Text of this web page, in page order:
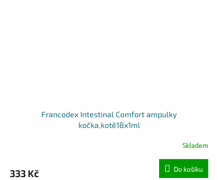
Francodex Intestinal Comfort ampulky
kočka,kotě18x1ml
Skladem
333 Kč Do košíku